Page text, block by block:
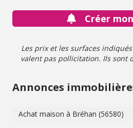
Géorisques
Créer
Les prix et les surfaces
valent pas pollicitation. Ils sont
Annonces
Achat maison à Bréhan (56580)